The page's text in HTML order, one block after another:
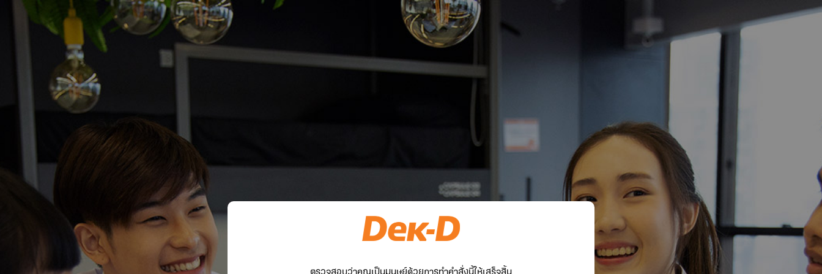
ตรวจสอบว่าคุณเป็นมนุษย์ด้วยการทำคำสั่งนี้ให้เสร็จสิ้น